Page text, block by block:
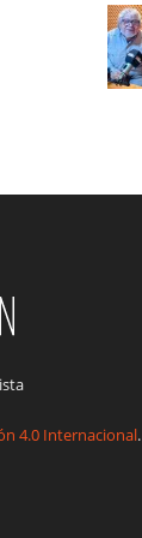
4.0 Internacional.